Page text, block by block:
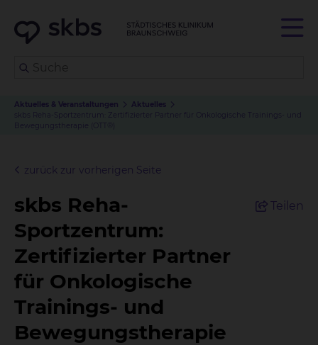
Aktuelles & Veranstaltungen
Aktuelles
skbs Reha-Sportzentrum: Zertifizierter Partner für Onkologische Trainings- und
Bewegungstherapie (OTT®)
zurück zur vorherigen Seite
skbs Reha-
Sportzentrum:
Zertifizierter Partner
für Onkologische
Trainings- und
Bewegungstherapie
Teilen